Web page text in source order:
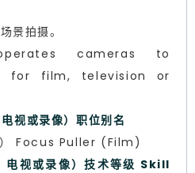
景拍摄。
cameras to
for film, television or
视或录像）职位别名
） Focus Puller (Film)
电视或录像）技术等级 Skill